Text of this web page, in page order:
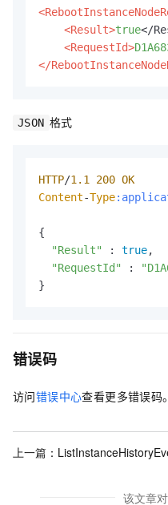
<Result>true</
<RequestId>
</
JSON 格式
HTTP/1.1 200 OK
Content-Type
{
"Result"
: true,
"RequestId"
:
}
错误码
访问错误中心查看更多错误码。
上一篇：
该文章